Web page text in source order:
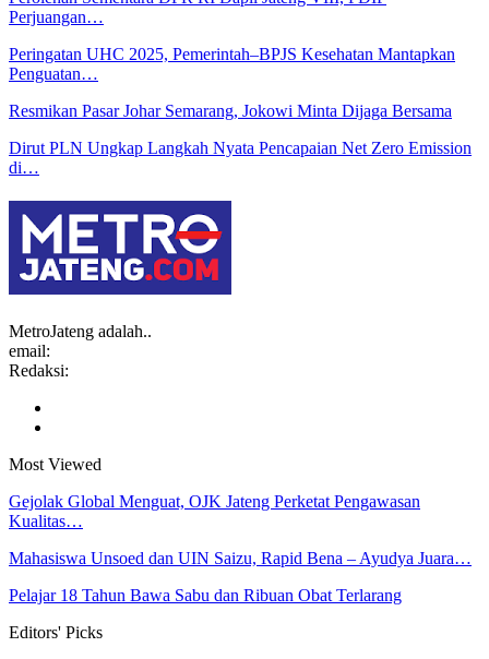
Perjuangan…
Peringatan UHC 2025, Pemerintah–BPJS Kesehatan Mantapkan
Penguatan…
Resmikan Pasar Johar Semarang, Jokowi Minta Dijaga Bersama
Dirut PLN Ungkap Langkah Nyata Pencapaian Net Zero Emission
di…
MetroJateng adalah..
email:
Redaksi:
Most Viewed
Gejolak Global Menguat, OJK Jateng Perketat Pengawasan
Kualitas…
Mahasiswa Unsoed dan UIN Saizu, Rapid Bena – Ayudya Juara…
Pelajar 18 Tahun Bawa Sabu dan Ribuan Obat Terlarang
Editors' Picks